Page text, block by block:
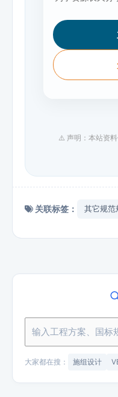
⚠️ 声明：本站资
关联标签： 其它规范
大家都在搜： 施组设计